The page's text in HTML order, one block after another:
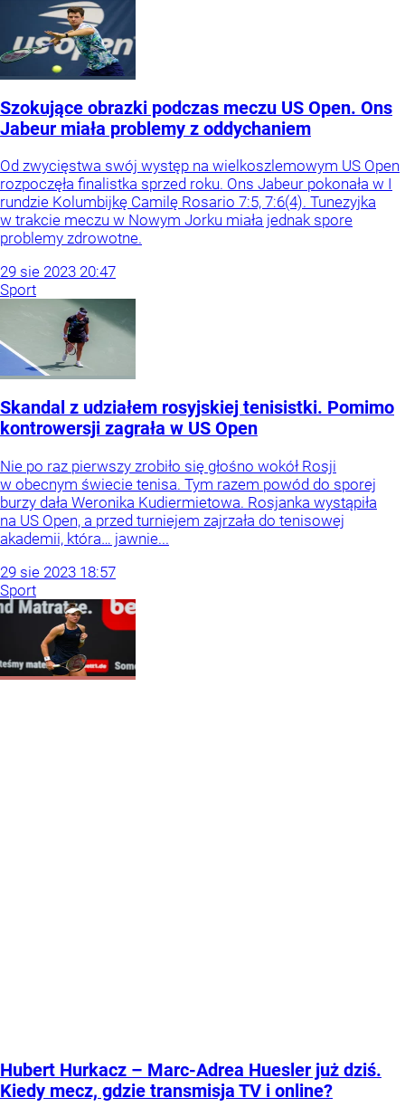
Szokujące obrazki podczas meczu US Open. Ons
Jabeur miała problemy z oddychaniem
Od zwycięstwa swój występ na wielkoszlemowym US Open
rozpoczęła finalistka sprzed roku. Ons Jabeur pokonała w I
rundzie Kolumbijkę Camilę Rosario 7:5, 7:6(4). Tunezyjka
w trakcie meczu w Nowym Jorku miała jednak spore
problemy zdrowotne.
29 sie 2023 20:47
Sport
Skandal z udziałem rosyjskiej tenisistki. Pomimo
kontrowersji zagrała w US Open
Nie po raz pierwszy zrobiło się głośno wokół Rosji
w obecnym świecie tenisa. Tym razem powód do sporej
burzy dała Weronika Kudiermietowa. Rosjanka wystąpiła
na US Open, a przed turniejem zajrzała do tenisowej
akademii, która… jawnie...
29 sie 2023 18:57
Sport
Hubert Hurkacz – Marc-Adrea Huesler już dziś.
Kiedy mecz, gdzie transmisja TV i online?